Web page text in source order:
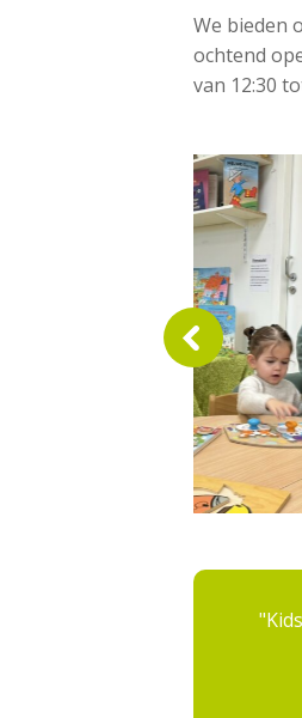
We bieden
ochtend
van 12:30